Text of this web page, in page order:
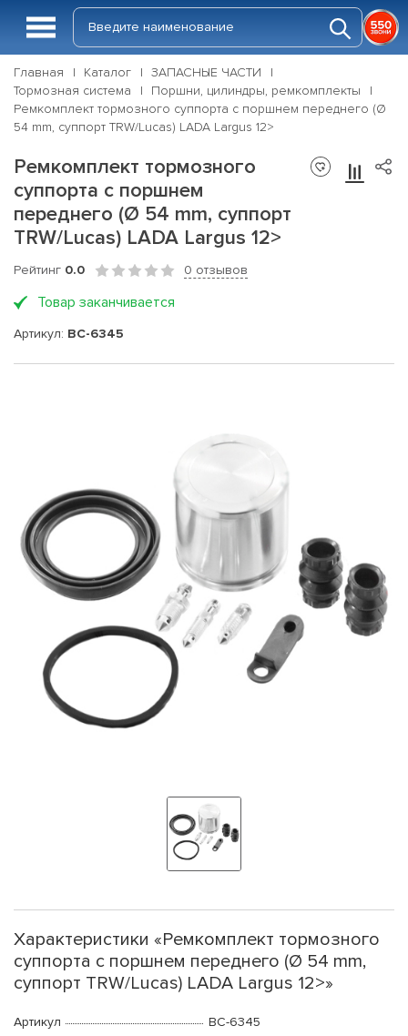
Главная Каталог
ЗАПАСНЫЕ ЧАСТИ
Тормозная система
Поршни, цилиндры, ремкомплекты
Ремкомплект тормозного суппорта с поршнем переднего (Ø
54 mm, суппорт TRW/Lucas) LADA Largus 12>
Ремкомплект тормозного
суппорта с поршнем
переднего (Ø 54 mm, суппорт
TRW/Lucas) LADA Largus 12>
Рейтинг 0.0 0 отзывов
Товар заканчивается
Артикул: BC-6345
Характеристики «Ремкомплект тормозного
суппорта с поршнем переднего (Ø 54 mm,
суппорт TRW/Lucas) LADA Largus 12>»
Артикул
BC-6345